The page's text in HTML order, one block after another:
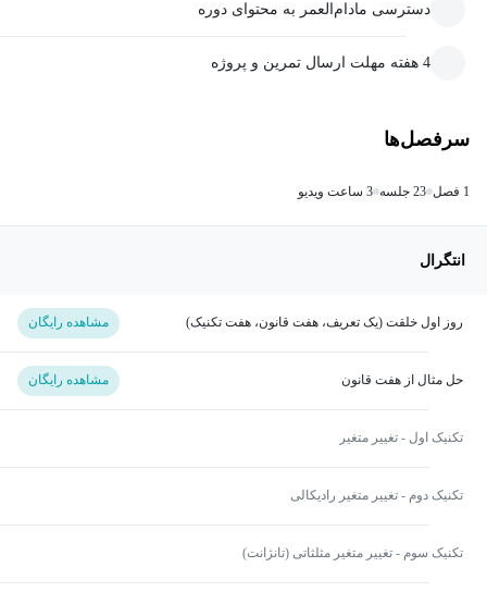
دسترسی مادام‌العمر به محتوای دوره
4 هفته مهلت ارسال تمرین و پروژه
سرفصل‌ها
1 فصل 23 جلسه 3 ساعت ویدیو
انتگرال
روز اول خلقت (یک تعریف، هفت قانون، هفت تکنیک) مشاهده رایگان
حل مثال از هفت قانون مشاهده رایگان
تکنیک اول - تغییر متغیر
تکنیک دوم - تغییر متغیر رادیکالی
تکنیک سوم - تغییر متغیر مثلثاتی (تانژانت)